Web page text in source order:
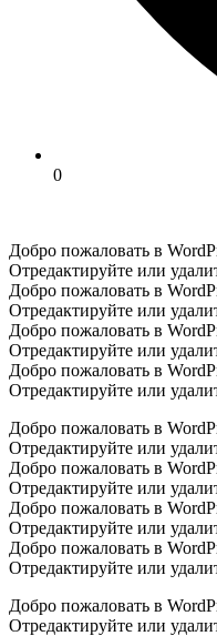
0
Добро пожаловать в
Отредактируйте или
Добро пожаловать в
Отредактируйте или
Добро пожаловать в
Отредактируйте или
Добро пожаловать в
Отредактируйте или
Добро пожаловать в
Отредактируйте или
Добро пожаловать в
Отредактируйте или
Добро пожаловать в
Отредактируйте или
Добро пожаловать в
Отредактируйте или
Добро пожаловать в
Отредактируйте или